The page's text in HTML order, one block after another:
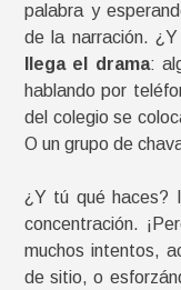
palabra y
de la narración.
llega el drama:
hablando por
del colegio se
O un grupo de
¿Y tú qué haces?
concentración.
muchos intentos,
de sitio, o